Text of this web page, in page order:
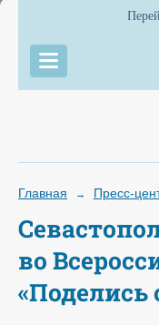
Главная → Пресс-
во